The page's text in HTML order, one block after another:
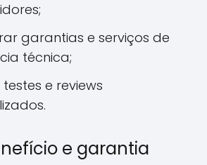
garantias e serviços de
técnica;
e reviews
e garantia